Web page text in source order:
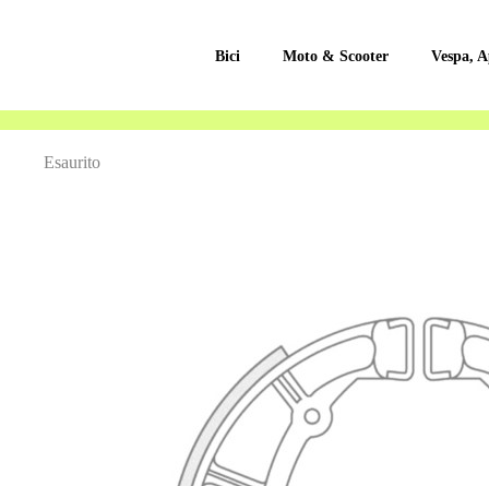
Bici Moto & Scooter Vespa,
Vai
Esaurito